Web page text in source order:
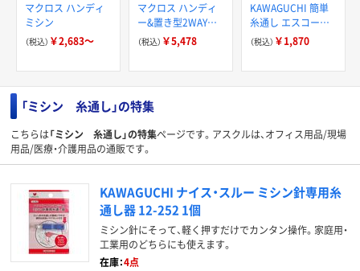
マクロス ハンディ
ミシン
（税込） ￥2,683～
マクロス ハンディ
ー&置き型2WAYミ
シン クラッフィー
MEH-163 1台
（税込） ￥5,478
KAWAGUCHI 簡単
糸通し エスコート2
12-257 1個
（税込） ￥1,870
「ミシン 糸通し」の特集
こちらは「ミシン 糸通し」の特集ページです。アスクルは、オフィス用品/現場
用品/医療・介護用品の通販です。
KAWAGUCHI ナイス・スルー ミシン針専用糸
通し器 12-252 1個
ミシン針にそって、軽く押すだけでカンタン操作。家庭用・
工業用のどちらにも使えます。
在庫：4点